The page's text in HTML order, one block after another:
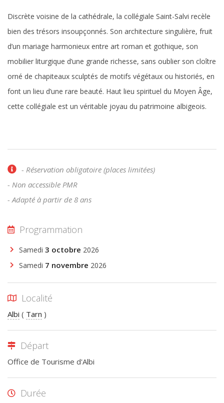
Discrète voisine de la cathédrale, la collégiale Saint-Salvi recèle
bien des trésors insoupçonnés. Son architecture singulière, fruit
d’un mariage harmonieux entre art roman et gothique, son
mobilier liturgique d’une grande richesse, sans oublier son cloître
orné de chapiteaux sculptés de motifs végétaux ou historiés, en
font un lieu d’une rare beauté. Haut lieu spirituel du Moyen Âge,
cette collégiale est un véritable joyau du patrimoine albigeois.
- Réservation obligatoire (places limitées)
- Non accessible PMR
- Adapté à partir de 8 ans
Programmation
Samedi 3 octobre 2026
Samedi 7 novembre 2026
Localité
Albi ( Tarn )
Départ
Office de Tourisme d'Albi
Durée